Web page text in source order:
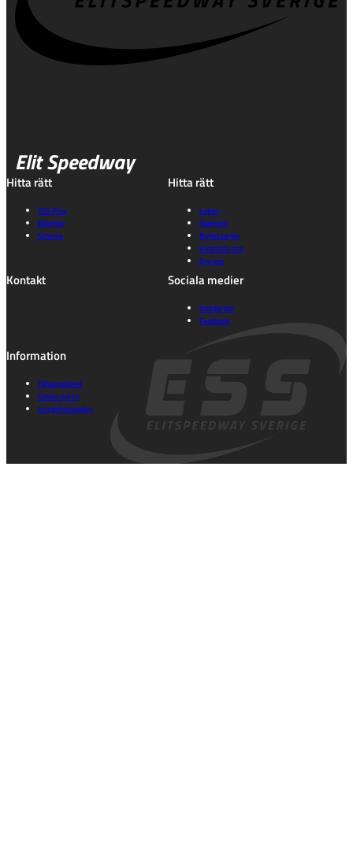
Elit Speedway
Hitta rätt
ESS Play
Biljetter
Schema
Hitta rätt
Lagen
Statistik
Nyhetsarkiv
Kontakta oss
Om oss
Kontakt Sociala medier
Instagram
Facebook
Information
Tillgänglighet
Cookie policy
Integritetspolicy